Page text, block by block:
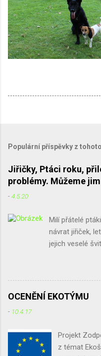
Populární příspěvky z
Jiřičky, Ptáci roku,
problémy. Můžeme
-4.5.20
Milí přátelé
návrat jiřiček,
jejich veselé
Bohužel, ne
hromádky
se bojí parazitů,
všímejte si jich
vyřešit, třeba i
OCENĚNÍ EKOTÝMU
- 10.4.17
Projekt
z témat